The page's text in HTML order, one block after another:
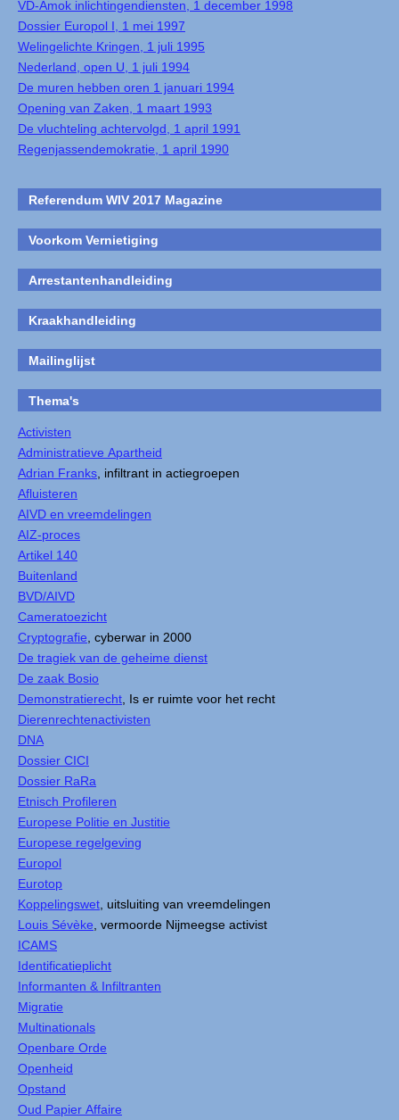
VD-Amok inlichtingendiensten, 1 december 1998
Dossier Europol I, 1 mei 1997
Welingelichte Kringen, 1 juli 1995
Nederland, open U, 1 juli 1994
De muren hebben oren 1 januari 1994
Opening van Zaken, 1 maart 1993
De vluchteling achtervolgd, 1 april 1991
Regenjassendemokratie, 1 april 1990
Referendum WIV 2017 Magazine
Voorkom Vernietiging
Arrestantenhandleiding
Kraakhandleiding
Mailinglijst
Thema's
Activisten
Administratieve Apartheid
Adrian Franks , infiltrant in actiegroepen
Afluisteren
AIVD en vreemdelingen
AIZ-proces
Artikel 140
Buitenland
BVD/AIVD
Cameratoezicht
Cryptografie , cyberwar in 2000
De tragiek van de geheime dienst
De zaak Bosio
Demonstratierecht , Is er ruimte voor het recht
Dierenrechtenactivisten
DNA
Dossier CICI
Dossier RaRa
Etnisch Profileren
Europese Politie en Justitie
Europese regelgeving
Europol
Eurotop
Koppelingswet , uitsluiting van vreemdelingen
Louis Sévèke , vermoorde Nijmeegse activist
ICAMS
Identificatieplicht
Informanten & Infiltranten
Migratie
Multinationals
Openbare Orde
Openheid
Opstand
Oud Papier Affaire